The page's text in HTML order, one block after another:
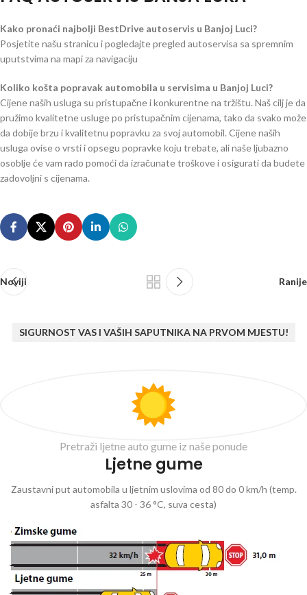
Kako pronaći najbolji BestDrive autoservis u Banjoj Luci?
Posjetite našu stranicu i pogledajte pregled autoservisa sa spremnim
uputstvima na mapi za navigaciju
Koliko košta popravak automobila u servisima u Banjoj Luci?
Cijene naših usluga su pristupačne i konkurentne na tržištu. Naš cilj je da
pružimo kvalitetne usluge po pristupačnim cijenama, tako da svako može
da dobije brzu i kvalitetnu popravku za svoj automobil. Cijene naših
usluga ovise o vrsti i opsegu popravke koju trebate, ali naše ljubazno
osoblje će vam rado pomoći da izračunate troškove i osigurati da budete
zadovoljni s cijenama.
Noviji Ranije
SIGURNOST VAS I VAŠIH SAPUTNIKA NA PRVOM MJESTU!
Pretraži ljetne auto gume iz naše ponude
Ljetne gume
Zaustavni put automobila u ljetnim uslovima od 80 do 0 km/h (temp.
asfalta 30 - 36 °C, suva cesta)